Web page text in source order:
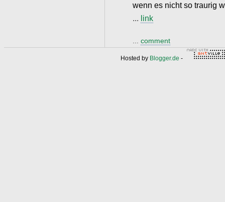
wenn es nicht so traurig
... link
comment
Hosted by Blogger.de -